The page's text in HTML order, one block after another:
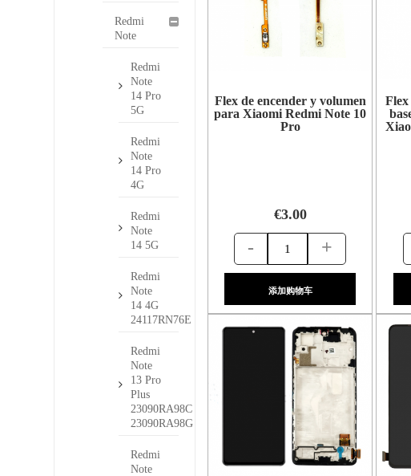
Redmi
Note
Redmi
Note
14 Pro
5G
Redmi
Note
14 Pro
4G
Redmi
Note
14 5G
Redmi
Note
14 4G
24117RN76E
Redmi
Note
13 Pro
Plus
23090RA98C
23090RA98G
Redmi
Note
Flex de encender y volumen
para Xiaomi Redmi Note 10
Pro
€3.00
- +
添加购物车
Flex